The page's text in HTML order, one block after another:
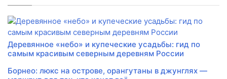
Деревянное «небо» и купеческие усадьбы: гид по
самым красивым северным деревням России
Борнео: люкс на острове, орангутаны в джунглях —